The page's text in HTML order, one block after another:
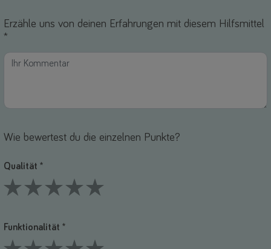
Erzähle uns von deinen Erfahrungen mit diesem Hilfsmittel
*
Wie bewertest du die einzelnen Punkte?
Qualität *
Funktionalität *